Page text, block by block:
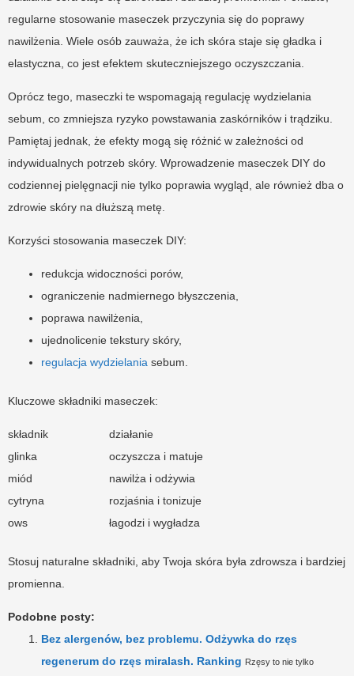
regularne stosowanie maseczek przyczynia się do poprawy
nawilżenia. Wiele osób zauważa, że ich skóra staje się gładka i
elastyczna, co jest efektem skuteczniejszego oczyszczania.
Oprócz tego, maseczki te wspomagają regulację wydzielania
sebum, co zmniejsza ryzyko powstawania zaskórników i trądziku.
Pamiętaj jednak, że efekty mogą się różnić w zależności od
indywidualnych potrzeb skóry. Wprowadzenie maseczek DIY do
codziennej pielęgnacji nie tylko poprawia wygląd, ale również dba o
zdrowie skóry na dłuższą metę.
Korzyści stosowania maseczek DIY:
redukcja widoczności porów,
ograniczenie nadmiernego błyszczenia,
poprawa nawilżenia,
ujednolicenie tekstury skóry,
regulacja wydzielania sebum.
Kluczowe składniki maseczek:
składnik
działanie
glinka
oczyszcza i matuje
miód
nawilża i odżywia
cytryna
rozjaśnia i tonizuje
ows
łagodzi i wygładza
Stosuj naturalne składniki, aby Twoja skóra była zdrowsza i bardziej
promienna.
Podobne posty:
Bez alergenów, bez problemu. Odżywka do rzęs
regenerum do rzęs miralash. Ranking Rzęsy to nie tylko